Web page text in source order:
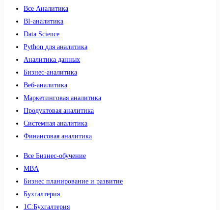
Все Аналитика
BI-аналитика
Data Science
Python для аналитика
Аналитика данных
Бизнес-аналитика
Веб-аналитика
Маркетинговая аналитика
Продуктовая аналитика
Системная аналитика
Финансовая аналитика
Все Бизнес-обучение
MBA
Бизнес планирование и развитие
Бухгалтерия
1C:Бухгалтерия